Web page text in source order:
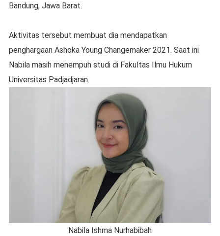
Bandung, Jawa Barat.
Aktivitas tersebut membuat dia mendapatkan
penghargaan Ashoka Young Changemaker 2021. Saat ini
Nabila masih menempuh studi di Fakultas Ilmu Hukum
Universitas Padjadjaran.
Nabila Ishma Nurhabibah